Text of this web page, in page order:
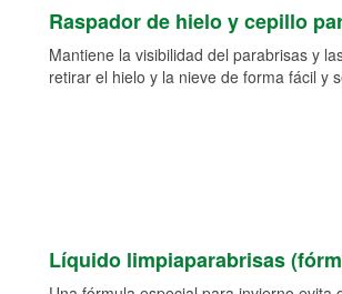
Raspador de hielo y cepillo
Mantiene la visibilidad del parabrisas y
retirar el hielo y la nieve de forma fácil y
Líquido limpiaparabrisas